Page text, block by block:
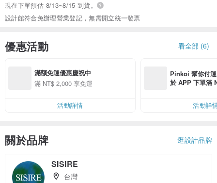
現在下單預估 8/13~8/15 到貨。
設計館符合免辦理營業登記，無需開立統一發票
優惠活動 看全部 (6)
滿額免運優惠慶祝中
滿 NT$ 2,000 享免運
活動詳情
Pinkoi 幫你付
於 APP 下單滿
活動詳
關於品牌 逛設計品牌
SISIRE
台灣